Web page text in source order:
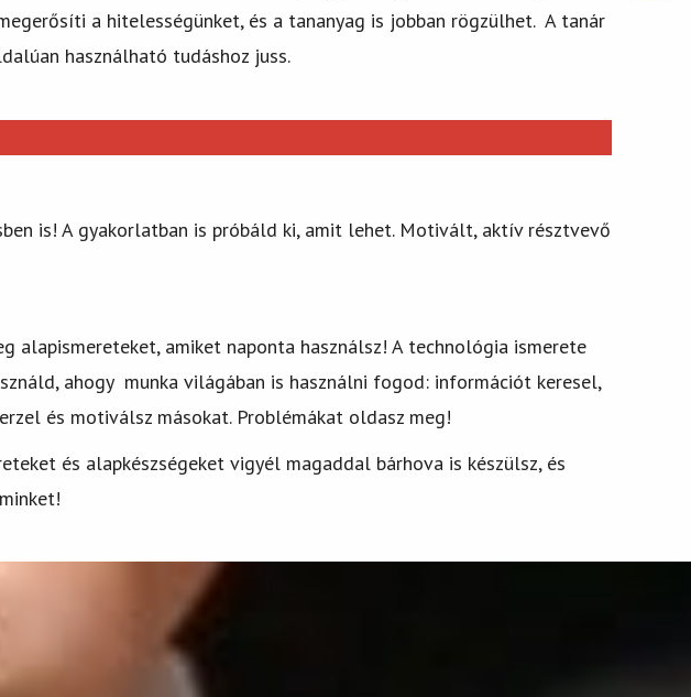
a hitelességünket, és a tananyag is jobban rögzülhet. A tanár
használható tudáshoz juss.
is! A gyakorlatban is próbáld ki, amit lehet. Motivált, aktív résztvevő
amiket naponta használsz! A technológia ismerete
ahogy munka világában is használni fogod: információt keresel,
és motiválsz másokat. Problémákat oldasz meg!
és alapkészségeket vigyél magaddal bárhova is készülsz, és